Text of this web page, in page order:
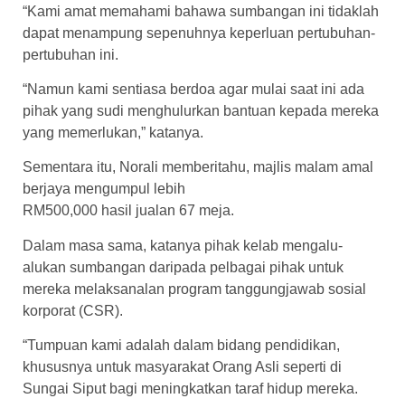
“Kami amat memahami bahawa sumbangan ini tidaklah
dapat menampung sepenuhnya keperluan pertubuhan-
pertubuhan ini.
“Namun kami sentiasa berdoa agar mulai saat ini ada
pihak yang sudi menghulurkan bantuan kepada mereka
yang memerlukan,” katanya.
Sementara itu, Norali memberitahu, majlis malam amal
berjaya mengumpul lebih
RM500,000 hasil jualan 67 meja.
Dalam masa sama, katanya pihak kelab mengalu-
alukan sumbangan daripada pelbagai pihak untuk
mereka melaksanalan program tanggungjawab sosial
korporat (CSR).
“Tumpuan kami adalah dalam bidang pendidikan,
khususnya untuk masyarakat Orang Asli seperti di
Sungai Siput bagi meningkatkan taraf hidup mereka.